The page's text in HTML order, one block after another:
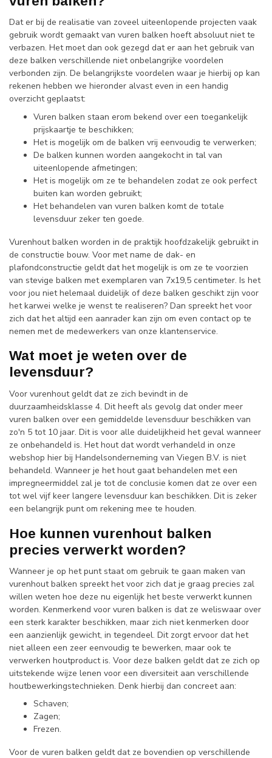
Dat er bij de realisatie van zoveel uiteenlopende projecten vaak
gebruik wordt gemaakt van vuren balken hoeft absoluut niet te
verbazen. Het moet dan ook gezegd dat er aan het gebruik van
deze balken verschillende niet onbelangrijke voordelen
verbonden zijn. De belangrijkste voordelen waar je hierbij op kan
rekenen hebben we hieronder alvast even in een handig
overzicht geplaatst:
Vuren balken staan erom bekend over een toegankelijk
prijskaartje te beschikken;
Het is mogelijk om de balken vrij eenvoudig te verwerken;
De balken kunnen worden aangekocht in tal van
uiteenlopende afmetingen;
Het is mogelijk om ze te behandelen zodat ze ook perfect
buiten kan worden gebruikt;
Het behandelen van vuren balken komt de totale
levensduur zeker ten goede.
Vurenhout balken worden in de praktijk hoofdzakelijk gebruikt in
de constructie bouw. Voor met name de dak- en
plafondconstructie geldt dat het mogelijk is om ze te voorzien
van stevige balken met exemplaren van 7x19,5 centimeter. Is het
voor jou niet helemaal duidelijk of deze balken geschikt zijn voor
het karwei welke je wenst te realiseren? Dan spreekt het voor
zich dat het altijd een aanrader kan zijn om even contact op te
nemen met de medewerkers van onze klantenservice.
Wat moet je weten over de
levensduur?
Voor vurenhout geldt dat ze zich bevindt in de
duurzaamheidsklasse 4. Dit heeft als gevolg dat onder meer
vuren balken over een gemiddelde levensduur beschikken van
zo'n 5 tot 10 jaar. Dit is voor alle duidelijkheid het geval wanneer
ze onbehandeld is. Het hout dat wordt verhandeld in onze
webshop hier bij Handelsonderneming van Viegen B.V. is niet
behandeld. Wanneer je het hout gaat behandelen met een
impregneermiddel zal je tot de conclusie komen dat ze over een
tot wel vijf keer langere levensduur kan beschikken. Dit is zeker
een belangrijk punt om rekening mee te houden.
Hoe kunnen vurenhout balken
precies verwerkt worden?
Wanneer je op het punt staat om gebruik te gaan maken van
vurenhout balken spreekt het voor zich dat je graag precies zal
willen weten hoe deze nu eigenlijk het beste verwerkt kunnen
worden. Kenmerkend voor vuren balken is dat ze weliswaar over
een sterk karakter beschikken, maar zich niet kenmerken door
een aanzienlijk gewicht, in tegendeel. Dit zorgt ervoor dat het
niet alleen een zeer eenvoudig te bewerken, maar ook te
verwerken houtproduct is. Voor deze balken geldt dat ze zich op
uitstekende wijze lenen voor een diversiteit aan verschillende
houtbewerkingstechnieken. Denk hierbij dan concreet aan:
Schaven;
Zagen;
Frezen.
Voor de vuren balken geldt dat ze bovendien op verschillende